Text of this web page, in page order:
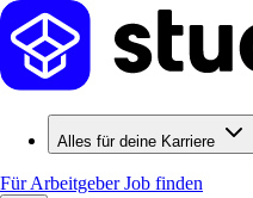
Alles für deine Karriere
Für ArbeitgeberJob finden